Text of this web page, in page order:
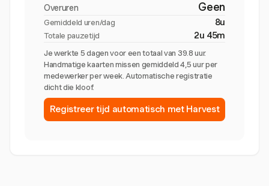
Overuren Geen
Gemiddeld uren/dag 8u
Totale pauzetijd 2u 45m
Je werkte 5 dagen voor een totaal van 39.8 uur.
Handmatige kaarten missen gemiddeld 4,5 uur per
medewerker per week. Automatische registratie
dicht die kloof.
Registreer tijd automatisch met Harvest